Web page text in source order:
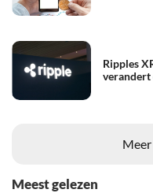
Ripples
verandert
Meest gelezen